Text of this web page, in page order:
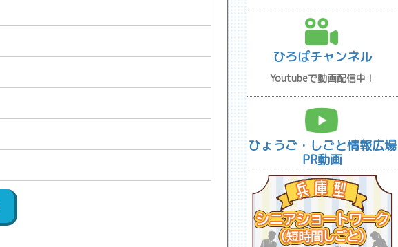
ひろばチャンネル
Youtubeで動画配信中！
ひょうご・しごと情報広場
PR動画